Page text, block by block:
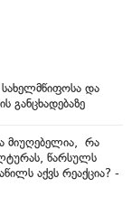
და
განცხადებაზე
მიუღებელია, რა
წარსულს
აქვს რეაქცია? -